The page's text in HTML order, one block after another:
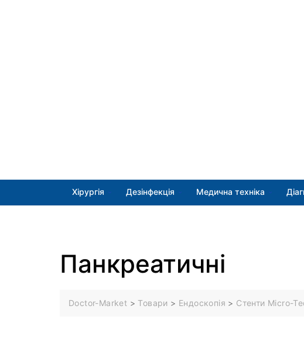
Хірургія Дезінфекція Медична техніка
Панкреатичні
Doctor-Market >Товари > Ендоскопія > Стенти Micro-